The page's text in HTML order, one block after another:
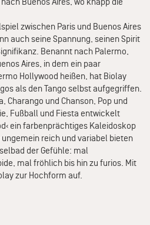
zwischen Paris und Buenos Aires
auch seine Spannung, seinen Spirit
Benannt nach Palermo,
Aires, in dem ein paar
Hollywood heißen, hat Biolay
als den Tango selbst aufgegriffen.
Charango und Chanson, Pop und
Fußball und Fiesta entwickelt
ein farbenprächtiges Kaleidoskop
reich und variabel bieten
der Gefühle: mal
mal fröhlich bis hin zu furios. Mit
zur Hochform auf.